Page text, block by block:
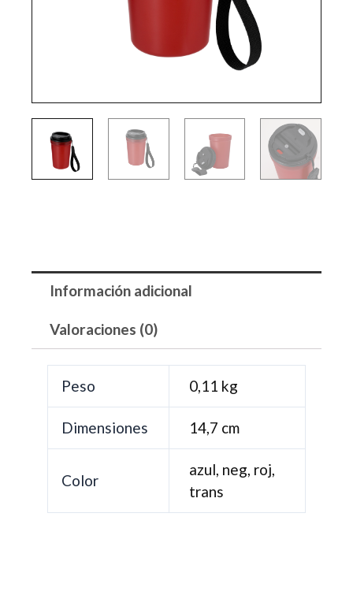
Información adicional
Valoraciones (0)
Peso 0,11 kg
Dimensiones 14,7 cm
Color
azul, neg, roj,
trans